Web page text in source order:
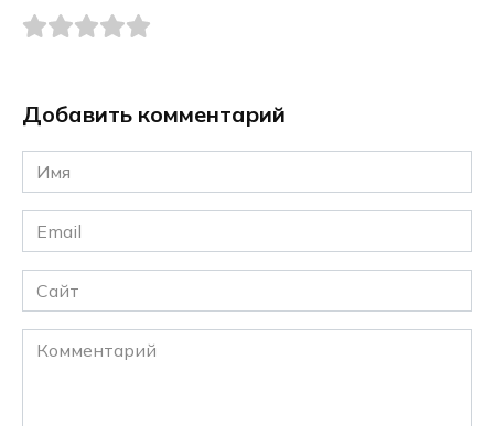
Добавить комментарий
Имя
*
Email
*
Сайт
Комментарий